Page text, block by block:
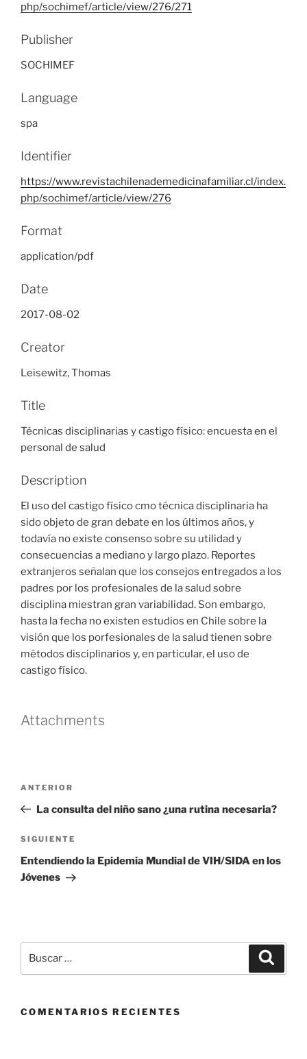
php/sochimef/article/view/276/271
Publisher
SOCHIMEF
Language
spa
Identifier
https://www.revistachilenademedicinafamiliar.cl/index.
php/sochimef/article/view/276
Format
application/pdf
Date
2017-08-02
Creator
Leisewitz, Thomas
Title
Técnicas disciplinarias y castigo físico: encuesta en el
personal de salud
Description
El uso del castigo físico cmo técnica disciplinaria ha
sido objeto de gran debate en los últimos años, y
todavía no existe consenso sobre su utilidad y
consecuencias a mediano y largo plazo. Reportes
extranjeros señalan que los consejos entregados a los
padres por los profesionales de la salud sobre
disciplina miestran gran variabilidad. Son embargo,
hasta la fecha no existen estudios en Chile sobre la
visión que los porfesionales de la salud tienen sobre
métodos disciplinarios y, en particular, el uso de
castigo físico.
Attachments
entradas
Entrada
anterior
ANTERIOR
La consulta del niño sano ¿una rutina necesaria?
Siguiente
entrada
SIGUIENTE
Entendiendo la Epidemia Mundial de VIH/SIDA en los
Jóvenes
por:
COMENTARIOS RECIENTES